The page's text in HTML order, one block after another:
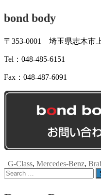
bond body
〒353-0001 埼玉県志木市
Tel：048-485-6151
Fax：048-487-6091
G-Class, Mercedes-Benz,
Search
for: